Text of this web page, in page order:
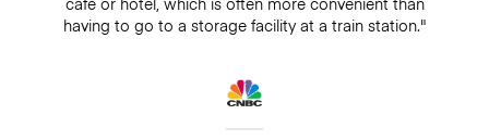
having to go to a storage facility at a train station."